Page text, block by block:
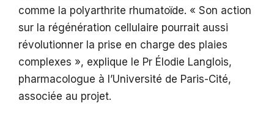
comme la polyarthrite rhumatoïde. « Son action
sur la régénération cellulaire pourrait aussi
révolutionner la prise en charge des plaies
complexes », explique le Pr Élodie Langlois,
pharmacologue à l’Université de Paris-Cité,
associée au projet.